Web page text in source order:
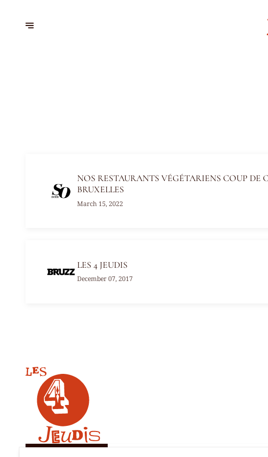
NOS RESTAURANTS VÉGÉTARIENS COUP DE
BRUXELLES
March 15, 2022
LES 4 JEUDIS
December 07, 2017